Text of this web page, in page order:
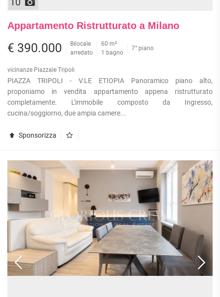
Appartamento Ristrutturato a Milano
€ 390.000
Bilocale
arredato
60 m²
1 bagno
7° piano
vicinanze Piazzale Tripoli
PIAZZA TRIPOLI - V.LE ETIOPIA Panoramico piano alto,
proponiamo in vendita appartamento appena ristrutturato
completamente. L'immobile composto da Ingresso,
cucina/soggiorno, due ampia camere...
Sponsorizza